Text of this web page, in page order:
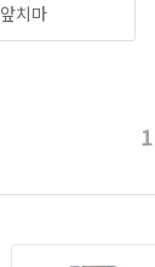
앞치마
1